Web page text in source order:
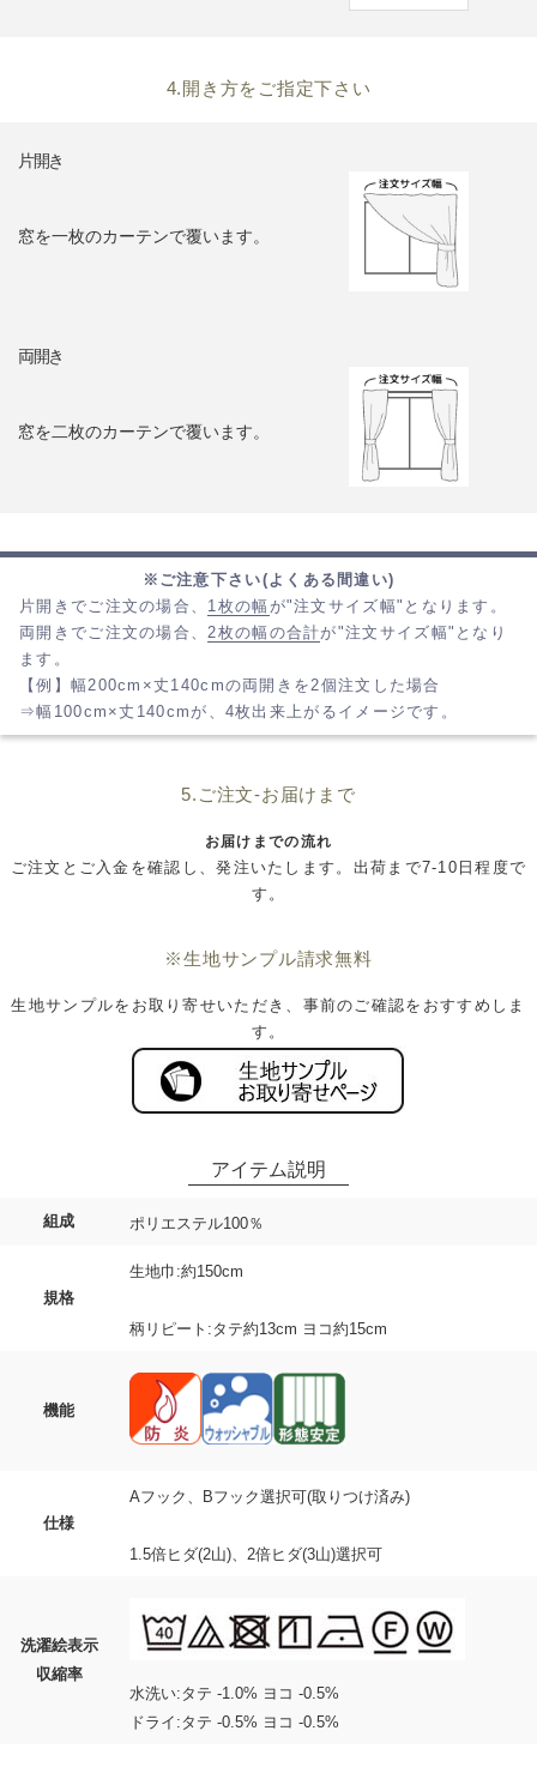
組成 ポリエステル100％
規格
生地巾:約150cm
柄リピート:タテ約13cm ヨコ約15cm
機能
仕様
Aフック、Bフック選択可(取りつけ済み)
1.5倍ヒダ(2山)、2倍ヒダ(3山)選択可
洗濯絵表示
収縮率
水洗い:タテ -1.0% ヨコ -0.5%
ドライ:タテ -0.5% ヨコ -0.5%
4.開き方をご指定下さい
片開き
窓を一枚のカーテンで覆います。
両開き
窓を二枚のカーテンで覆います。
※ご注意下さい(よくある間違い)
片開きでご注文の場合、 1枚の幅 が"注文サイズ幅"となります。
両開きでご注文の場合、2枚の幅の合計が"注文サイズ幅"となり
ます。
【例】幅200cm×丈140cmの両開きを2個注文した場合
⇒幅100cm×丈140cmが、4枚出来上がるイメージです。
5.ご注文-お届けまで
お届けまでの流れ
ご注文とご入金を確認し、発注いたします。出荷まで7-10日程度で
す。
※生地サンプル請求無料
生地サンプルをお取り寄せいただき、事前のご確認をおすすめしま
す。